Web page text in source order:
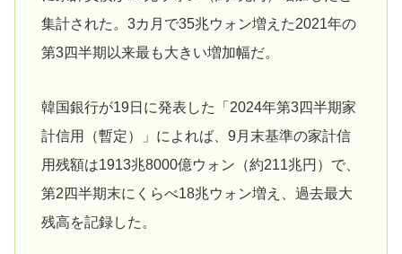
集計された。3カ月で35兆ウォン増えた2021年の
第3四半期以来最も大きい増加幅だ。
韓国銀行が19日に発表した「2024年第3四半期家
計信用（暫定）」によれば、9月末基準の家計信
用残額は1913兆8000億ウォン（約211兆円）で、
第2四半期末にくらべ18兆ウォン増え、過去最大
残高を記録した。